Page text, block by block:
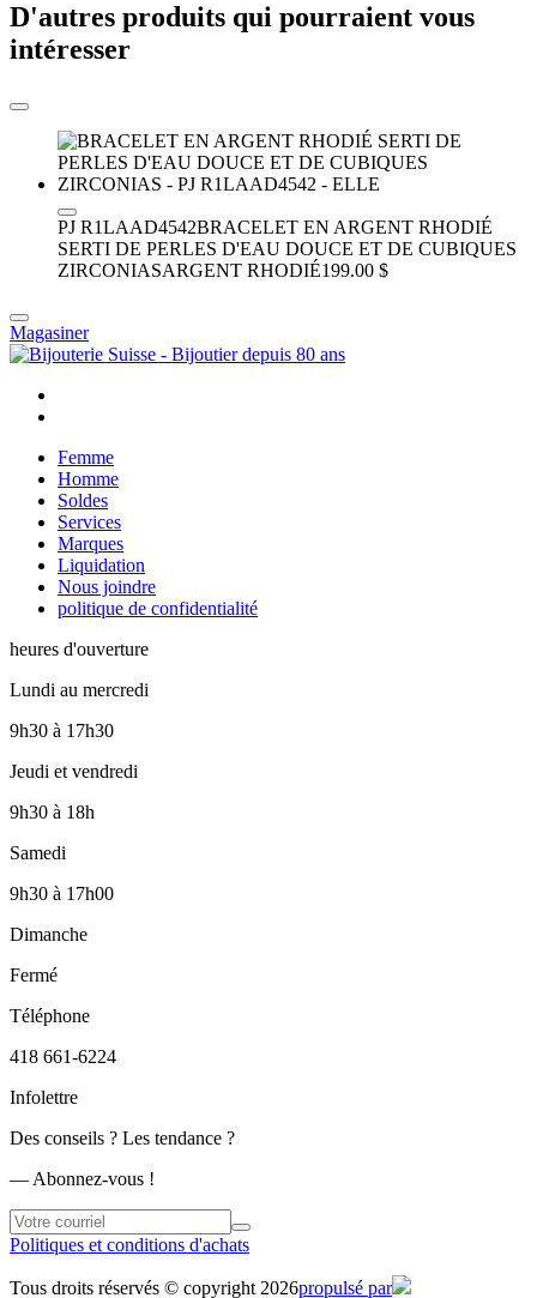
D'autres produits qui pourraient vous
intéresser
PJ R1LAAD4542BRACELET EN ARGENT RHODIÉ
SERTI DE PERLES D'EAU DOUCE ET DE CUBIQUES
ZIRCONIASARGENT RHODIÉ199.00 $
Magasiner
Femme
Homme
Soldes
Services
Marques
Liquidation
Nous joindre
politique de confidentialité
heures d'ouverture
Lundi au mercredi
9h30 à 17h30
Jeudi et vendredi
9h30 à 18h
Samedi
9h30 à 17h00
Dimanche
Fermé
Téléphone
418 661-6224
Infolettre
Des conseils ? Les tendance ?
― Abonnez-vous !
Politiques et conditions d'achats
Tous droits réservés © copyright 2026propulsé par